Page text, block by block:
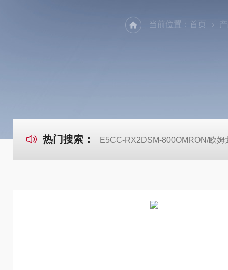
当前位置： 首页
热门搜索： E5CC-RX2DSM-800OMRON/欧